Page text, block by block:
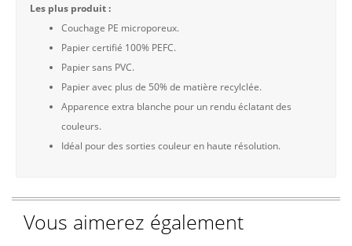
Les plus produit :
Couchage PE microporeux.
Papier certifié 100% PEFC.
Papier sans PVC.
Papier avec plus de 50% de matière recylclée.
Apparence extra blanche pour un rendu éclatant des
couleurs.
Idéal pour des sorties couleur en haute résolution.
Vous aimerez également